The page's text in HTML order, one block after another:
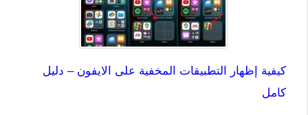
كيفية إظهار التطبيقات المخفية على الايفون – دليل
كامل